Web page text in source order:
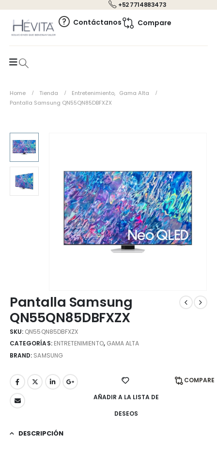
+52 7714883473
Contáctanos Compare
Home Tienda Entretenimiento, Gama Alta
Pantalla Samsung QN55QN85DBFXZX
Pantalla Samsung
QN55QN85DBFXZX
SKU: QN55QN85DBFXZX
CATEGORÍAS: ENTRETENIMIENTO, GAMA ALTA
BRAND: SAMSUNG
AÑADIR A LA LISTA DE
DESEOS
COMPARE
DESCRIPCIÓN